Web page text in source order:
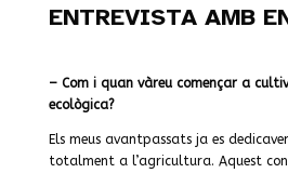
ENTREVISTA AMB
– Com i quan vàreu començar a
ecològica?
Els meus avantpassats ja es
totalment a l’agricultura. Aquest